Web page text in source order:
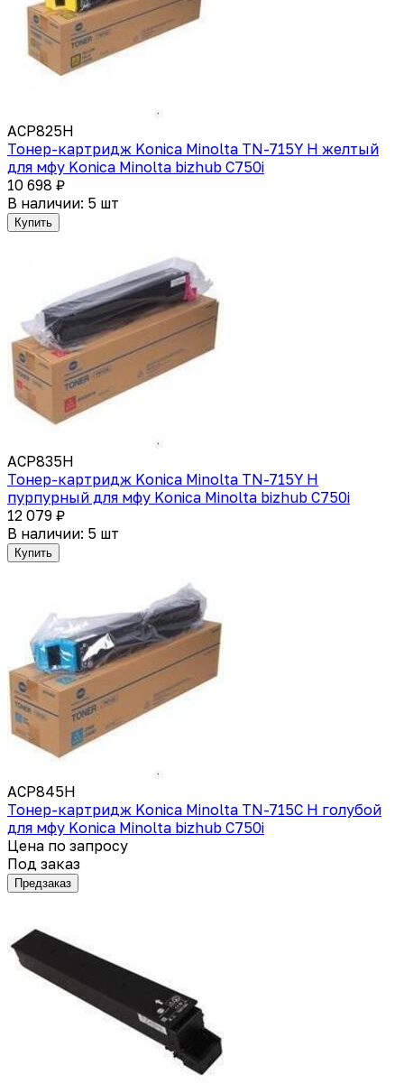
ACP825H
Тонер-картридж Konica Minolta TN-715Y H желтый
для мфу Konica Minolta bizhub C750i
10 698 ₽
В наличии: 5 шт
Купить
ACP835H
Тонер-картридж Konica Minolta TN-715Y H
пурпурный для мфу Konica Minolta bizhub C750i
12 079 ₽
В наличии: 5 шт
Купить
ACP845H
Тонер-картридж Konica Minolta TN-715C H голубой
для мфу Konica Minolta bizhub C750i
Цена по запросу
Под заказ
Предзаказ